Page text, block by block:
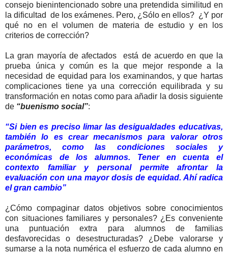
consejo bienintencionado sobre una pretendida similitud en
la dificultad de los exámenes. Pero, ¿Sólo en ellos? ¿Y por
qué no en el volumen de materia de estudio y en los
criterios de corrección?
La gran mayoría de afectados está de acuerdo en que la
prueba única y común es la que mejor responde a la
necesidad de equidad para los examinandos, y que hartas
complicaciones tiene ya una corrección equilibrada y su
transformación en notas como para añadir la dosis siguiente
de “buenismo social”:
“Si bien es preciso limar las desigualdades educativas,
también lo es crear mecanismos para valorar otros
parámetros, como las condiciones sociales y
económicas de los alumnos. Tener en cuenta el
contexto familiar y personal permite afrontar la
evaluación con una mayor dosis de equidad. Ahí radica
el gran cambio”
¿Cómo compaginar datos objetivos sobre conocimientos
con situaciones familiares y personales? ¿Es conveniente
una puntuación extra para alumnos de familias
desfavorecidas o desestructuradas? ¿Debe valorarse y
sumarse a la nota numérica el esfuerzo de cada alumno en